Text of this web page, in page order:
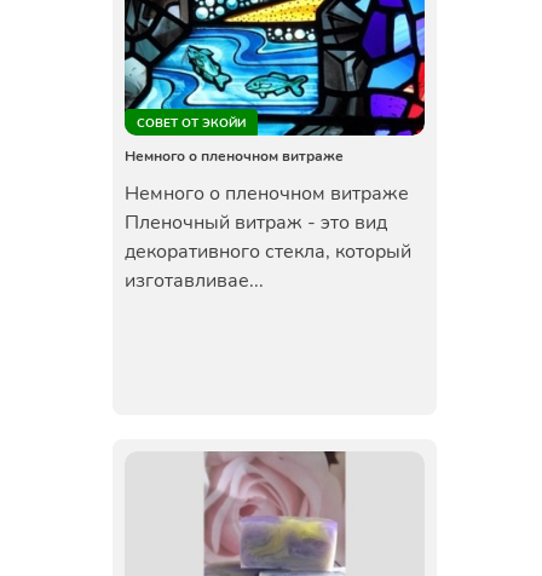
СОВЕТ ОТ ЭКОЙИ
Немного о пленочном витраже
Немного о пленочном витраже
Пленочный витраж - это вид
декоративного стекла, который
изготавливае...